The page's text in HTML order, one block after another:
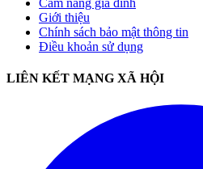
Cẩm nang gia đình
Giới thiệu
Chính sách bảo mật thông tin
Điều khoản sử dụng
LIÊN KẾT MẠNG XÃ HỘI